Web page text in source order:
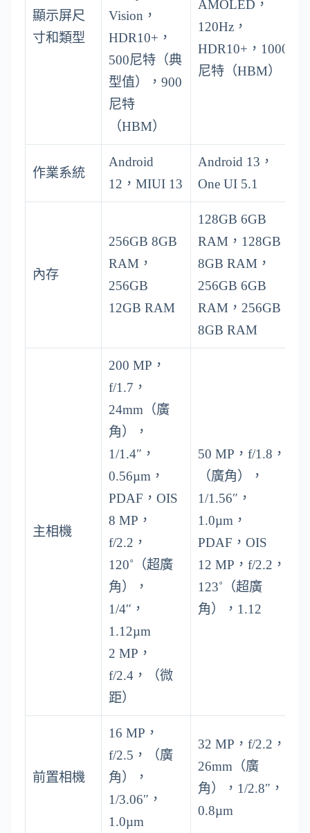
顯示屏尺
寸和類型
Vision，
HDR10+，
500尼特（典
型值），900
尼特
（HBM）
AMOLED，
120Hz，
HDR10+，1000
尼特（HBM）
作業系統
Android
12，MIUI 13
Android 13，
One UI 5.1
內存
256GB 8GB
RAM，
256GB
12GB RAM
128GB 6GB
RAM，128GB
8GB RAM，
256GB 6GB
RAM，256GB
8GB RAM
主相機
200 MP，
f/1.7，
24mm（廣
角），
1/1.4″，
0.56µm，
PDAF，OIS
8 MP，
f/2.2，
120˚（超廣
角），
1/4″，
1.12µm
2 MP，
f/2.4，（微
距）
50 MP，f/1.8，
（廣角），
1/1.56″，
1.0µm，
PDAF，OIS
12 MP，f/2.2，
123˚（超廣
角），1.12
前置相機
16 MP，
f/2.5，（廣
角），
1/3.06″，
1.0µm
32 MP，f/2.2，
26mm（廣
角），1/2.8″，
0.8µm